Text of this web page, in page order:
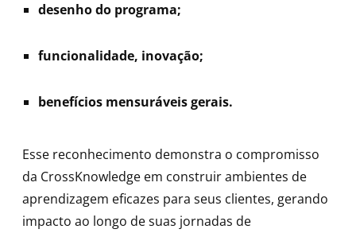
desenho do programa;
funcionalidade, inovação;
benefícios mensuráveis gerais.
Esse reconhecimento demonstra o compromisso
da CrossKnowledge em construir ambientes de
aprendizagem eficazes para seus clientes, gerando
impacto ao longo de suas jornadas de